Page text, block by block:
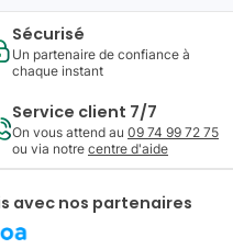
Sécurisé
Un partenaire de confiance à
chaque instant
Service client 7/7
On vous attend au 09 74 99 72 75
ou via notre centre d'aide
avec nos partenaires